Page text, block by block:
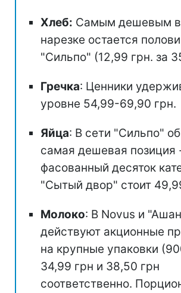
Хлеб: Самым дешевым
нарезке остается
"Сильпо" (12,99 грн. за
Гречка: Ценники
уровне 54,99-69,90 грн.
Яйца: В сети "Сильпо"
самая дешевая позиция
фасованный десяток
"Сытый двор" стоит
Молоко: В Novus и
действуют акционные
на крупные упаковки
34,99 грн и 38,50 грн
соответственно.